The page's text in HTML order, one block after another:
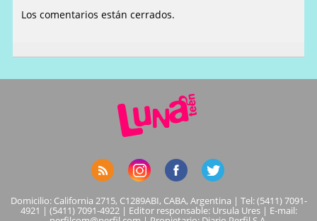
Los comentarios están cerrados.
Domicilio: California 2715, C1289ABI, CABA, Argentina | Tel: (5411) 7091-
4921 | (5411) 7091-4922 | Editor responsable: Ursula Ures | E-mail: